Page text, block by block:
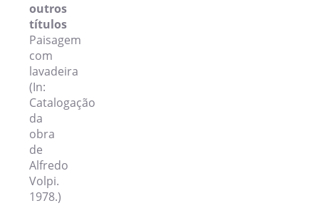
outros
títulos
Paisagem
com
lavadeira
(In:
Catalogação
da
obra
de
Alfredo
Volpi.
1978.)